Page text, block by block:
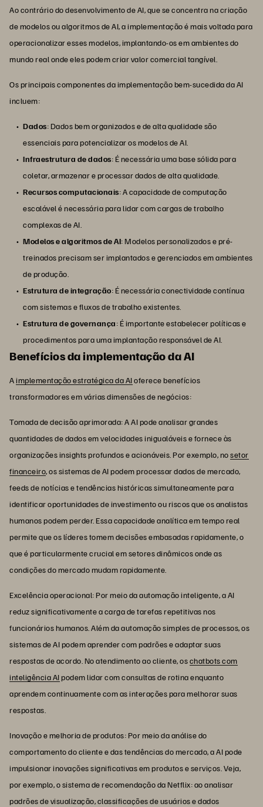
Ao contrário do desenvolvimento de AI, que se concentra na criação
de modelos ou algoritmos de AI, a implementação é mais voltada para
operacionalizar esses modelos, implantando-os em ambientes do
mundo real onde eles podem criar valor comercial tangível.
Os principais componentes da implementação bem-sucedida da AI
incluem:
Dados: Dados bem organizados e de alta qualidade são
essenciais para potencializar os modelos de AI.
Infraestrutura de dados: É necessária uma base sólida para
coletar, armazenar e processar dados de alta qualidade.
Recursos computacionais: A capacidade de computação
escalável é necessária para lidar com cargas de trabalho
complexas de AI.
Modelos e algoritmos de AI: Modelos personalizados e pré-
treinados precisam ser implantados e gerenciados em ambientes
de produção.
Estrutura de integração: É necessária conectividade contínua
com sistemas e fluxos de trabalho existentes.
Estrutura de governança: É importante estabelecer políticas e
procedimentos para uma implantação responsável de AI.
Benefícios da implementação da AI
Aimplementação estratégica da AIoferece benefícios
transformadores em várias dimensões de negócios:
Tomada de decisão aprimorada: A AI pode analisar grandes
quantidades de dados em velocidades inigualáveis e fornece às
organizações insights profundos e acionáveis. Por exemplo, nosetor
financeiro, os sistemas de AI podem processar dados de mercado,
feeds de notícias e tendências históricas simultaneamente para
identificar oportunidades de investimento ou riscos que os analistas
humanos podem perder. Essa capacidade analítica em tempo real
permite que os líderes tomem decisões embasadas rapidamente, o
que é particularmente crucial em setores dinâmicos onde as
condições do mercado mudam rapidamente.
Excelência operacional: Por meio da automação inteligente, a AI
reduz significativamente a carga de tarefas repetitivas nos
funcionários humanos. Além da automação simples de processos, os
sistemas de AI podem aprender com padrões e adaptar suas
respostas de acordo. No atendimento ao cliente, oschatbots com
inteligência AIpodem lidar com consultas de rotina enquanto
aprendem continuamente com as interações para melhorar suas
respostas.
Inovação e melhoria de produtos: Por meio da análise do
comportamento do cliente e das tendências do mercado, a AI pode
impulsionar inovações significativas em produtos e serviços. Veja,
por exemplo, o sistema de recomendação da Netflix: ao analisar
padrões de visualização, classificações de usuários e dados